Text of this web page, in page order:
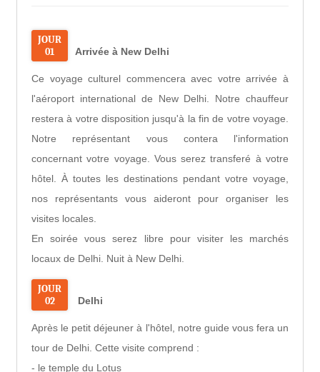
JOUR
01
Arrivée à New Delhi
Ce voyage culturel commencera avec votre arrivée à
l'aéroport international de New Delhi. Notre chauffeur
restera à votre disposition jusqu'à la fin de votre voyage.
Notre représentant vous contera l'information
concernant votre voyage. Vous serez transferé à votre
hôtel. À toutes les destinations pendant votre voyage,
nos représentants vous aideront pour organiser les
visites locales.
En soirée vous serez libre pour visiter les marchés
locaux de Delhi. Nuit à New Delhi.
JOUR
02
Delhi
Après le petit déjeuner à l'hôtel, notre guide vous fera un
tour de Delhi. Cette visite comprend :
- le temple du Lotus